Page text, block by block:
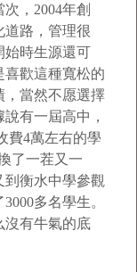
，2004年創
道路，管理很
始時生源還可
喜歡這種寬松的
，當然不愿選擇
有一屆高中，
費4萬左右的學
了一茬又一
衡水中學參觀
多名學生。
沒有牛氣的底